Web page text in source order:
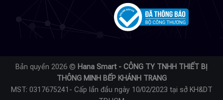
Bản quyền 2026 © Hana Smart - CÔNG TY TNHH THIẾT BỊ
THÔNG MINH BẾP KHÁNH TRANG
MST: 0317675241- Cấp lần đầu ngày 10/02/2023 tại sở KH&DT